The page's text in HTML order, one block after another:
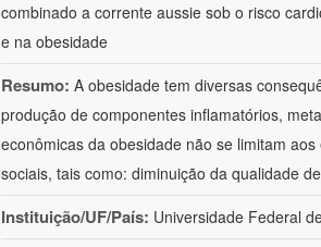
combinado a corrente aussie sob o risco
e na obesidade
Resumo: A obesidade tem diversas
produção de componentes inflamatórios,
econômicas da obesidade não se limitam
sociais, tais como: diminuição da qualidade
Instituição/UF/País: Universidade Federal